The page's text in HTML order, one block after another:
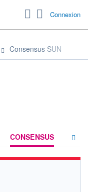
Connexion
Consensus SUN
CONSENSUS